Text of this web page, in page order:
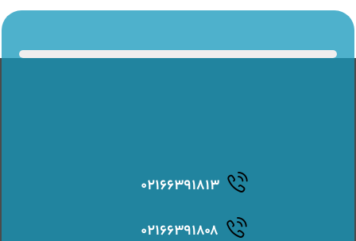
۰۲۱۶۶۳۹۱۸۱۳
۰۲۱۶۶۳۹۱۸۰۸